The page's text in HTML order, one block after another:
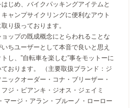
じめ、バイクパッキングアイテムと
ャンプサイクリングに便利なアウト
り扱っております。
ップの既成概念にとらわれることな
ちユーザーとして本音で良いと思え
し、”自転車を楽しむ”事をモットーに
おります。 （主要取扱ブランド：ジ
ックオーダー・コナ・ブリーザー・
ジ・ビアンキ・ジオス・ジェイミ
マージ・アラン・ブルーノ・ローロー